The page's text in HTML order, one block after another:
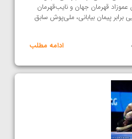
قهرمان جهان و نایب‌قهرمان
برابر پیمان بیابانی، ملی‌پوش سابق
ادامه مطلب